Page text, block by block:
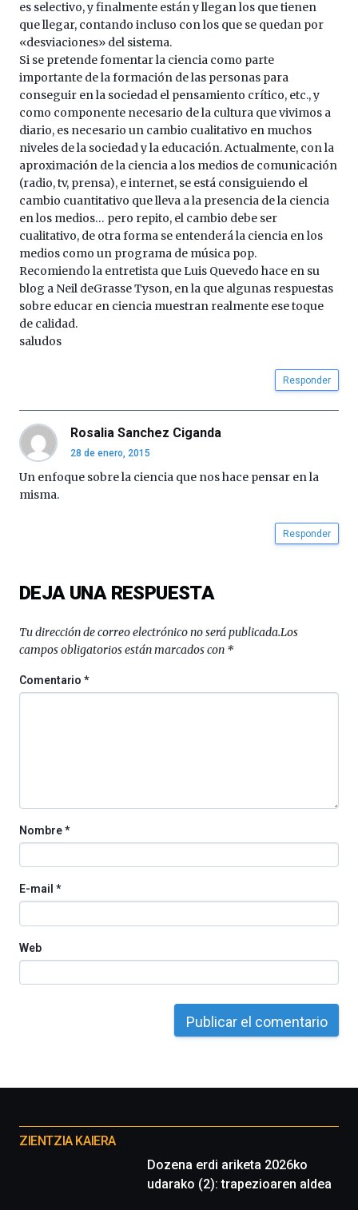
es selectivo, y finalmente están y llegan los que tienen
que llegar, contando incluso con los que se quedan por
«desviaciones» del sistema.
Si se pretende fomentar la ciencia como parte
importante de la formación de las personas para
conseguir en la sociedad el pensamiento crítico, etc., y
como componente necesario de la cultura que vivimos a
diario, es necesario un cambio cualitativo en muchos
niveles de la sociedad y la educación. Actualmente, con la
aproximación de la ciencia a los medios de comunicación
(radio, tv, prensa), e internet, se está consiguiendo el
cambio cuantitativo que lleva a la presencia de la ciencia
en los medios… pero repito, el cambio debe ser
cualitativo, de otra forma se entenderá la ciencia en los
medios como un programa de música pop.
Recomiendo la entretista que Luis Quevedo hace en su
blog a Neil deGrasse Tyson, en la que algunas respuestas
sobre educar en ciencia muestran realmente ese toque
de calidad.
saludos
Responder
Rosalia Sanchez Ciganda
28 de enero, 2015
Un enfoque sobre la ciencia que nos hace pensar en la
misma.
Responder
DEJA UNA RESPUESTA
Tu dirección de correo electrónico no será publicada.Los
campos obligatorios están marcados con *
Comentario*
Nombre*
E-mail *
Web
proyectos
ZIENTZIA KAIERA
Dozena erdi ariketa 2026ko
udarako (2): trapezioaren aldea